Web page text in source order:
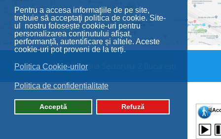
Pentru a accesa informaţiile de pe site,
trebuie să acceptaţi politica de cookie. Site-
ul nostru folosește cookie-uri pentru
personalizarea conținutului afișat,
performanță, autentificare și altele. Aceste
cookie-uri pot proveni de la terți.
Politica Cookie-urilor
Politica de confidențialitate
Acceptă Refuză
© 2026 Primăria Sectorului 2 București.